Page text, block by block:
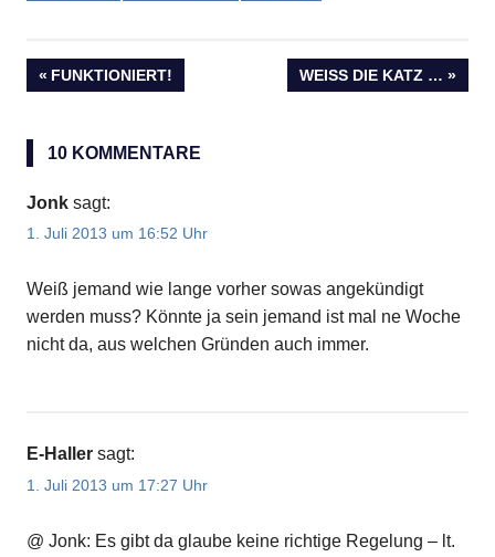
VORHERIGER
FUNKTIONIERT!
NÄCHSTER
WEISS DIE KATZ …
10 KOMMENTARE
Jonk sagt:
1. Juli 2013 um 16:52 Uhr
Weiß jemand wie lange vorher sowas angekündigt
werden muss? Könnte ja sein jemand ist mal ne Woche
nicht da, aus welchen Gründen auch immer.
E-Haller sagt:
1. Juli 2013 um 17:27 Uhr
@ Jonk: Es gibt da glaube keine richtige Regelung – lt.